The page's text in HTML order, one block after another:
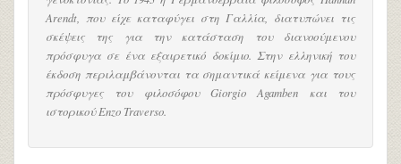
Arendt, που είχε καταφύγει στη Γαλλία, διατυπώνει τις
σκέψεις της για την κατάσταση του διανοούμενου
πρόσφυγα σε ένα εξαιρετικό δοκίμιο. Στην ελληνική του
έκδοση περιλαμβάνονται τα σημαντικά κείμενα για τους
πρόσφυγες του φιλοσόφου Giorgio Agamben και του
ιστορικού Enzo Traverso.